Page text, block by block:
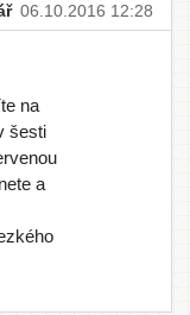
06.10.2016 12:28
na
šesti
a